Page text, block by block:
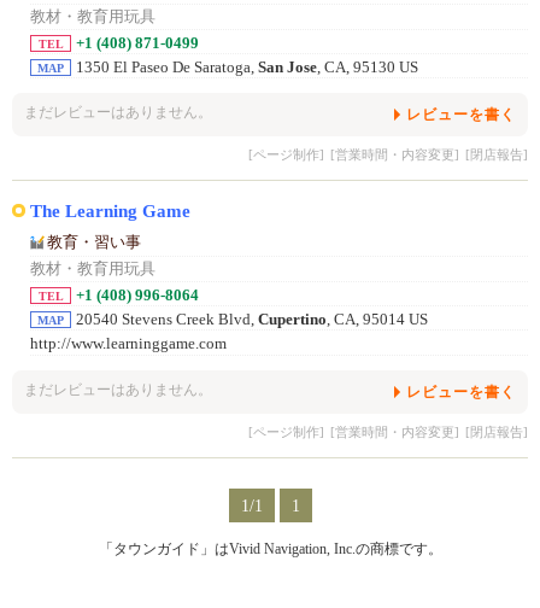
教材・教育用玩具
TEL +1 (408) 871-0499
MAP 1350 El Paseo De Saratoga, San Jose, CA, 95130 US
まだレビューはありません。 レビューを書く
[ページ制作] [営業時間・内容変更] [閉店報告]
The Learning Game
教育・習い事
教材・教育用玩具
TEL +1 (408) 996-8064
MAP 20540 Stevens Creek Blvd, Cupertino, CA, 95014 US
http://www.learninggame.com
まだレビューはありません。 レビューを書く
[ページ制作] [営業時間・内容変更] [閉店報告]
1/1 1
「タウンガイド」はVivid Navigation, Inc.の商標です。